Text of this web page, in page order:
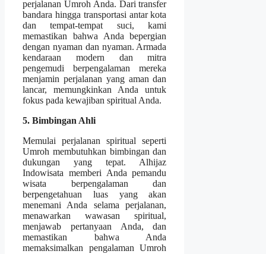
perjalanan Umroh Anda. Dari transfer
bandara hingga transportasi antar kota
dan tempat-tempat suci, kami
memastikan bahwa Anda bepergian
dengan nyaman dan nyaman. Armada
kendaraan modern dan mitra
pengemudi berpengalaman mereka
menjamin perjalanan yang aman dan
lancar, memungkinkan Anda untuk
fokus pada kewajiban spiritual Anda.
5. Bimbingan Ahli
Memulai perjalanan spiritual seperti
Umroh membutuhkan bimbingan dan
dukungan yang tepat. Alhijaz
Indowisata memberi Anda pemandu
wisata berpengalaman dan
berpengetahuan luas yang akan
menemani Anda selama perjalanan,
menawarkan wawasan spiritual,
menjawab pertanyaan Anda, dan
memastikan bahwa Anda
memaksimalkan pengalaman Umroh